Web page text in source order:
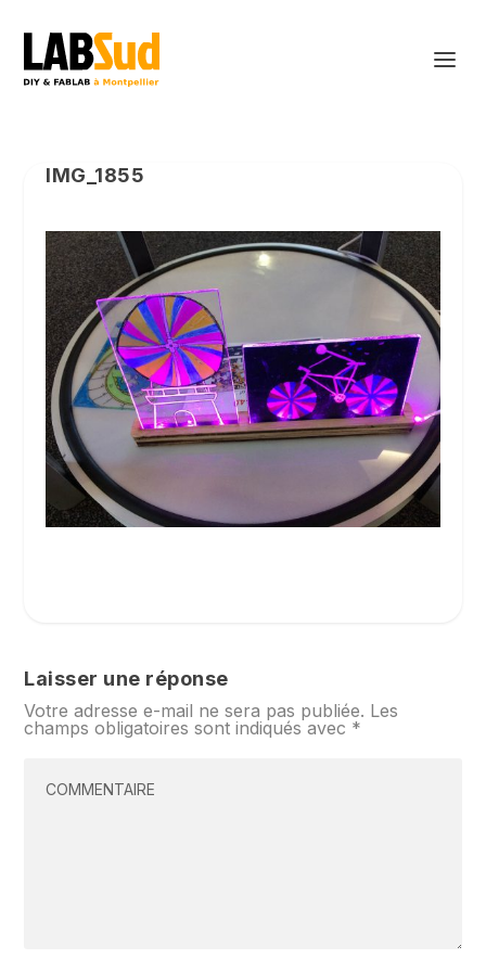
IMG_1855
Laisser une réponse
Votre adresse e-mail ne sera pas publiée. Les
champs obligatoires sont indiqués avec *